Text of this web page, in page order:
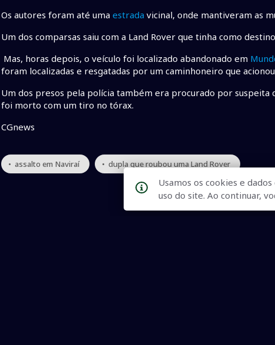
Os autores foram até uma estrada vicinal, onde mantiveram as
Um dos comparsas saiu com a Land Rover que tinha como
Mas, horas depois, o veículo foi localizado abandonado em
foram localizadas e resgatadas por um caminhoneiro que
Um dos presos pela polícia também era procurado por suspeita
foi morto com um tiro no tórax.
CGnews
• assalto em Naviraí • dupla que roubou uma Land Rover
Usamos os cookies e
uso do site. Ao continuar,